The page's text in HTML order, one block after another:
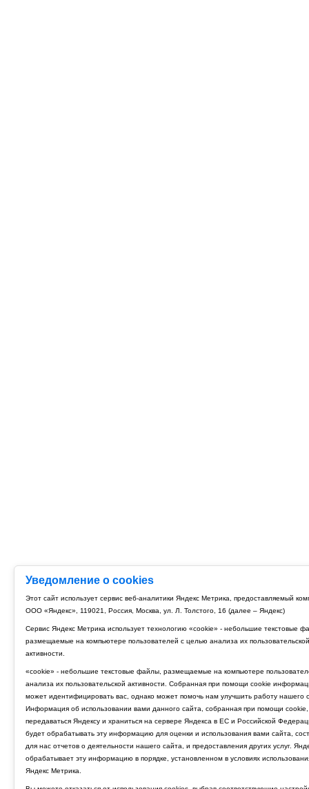
Уведомление о cookies
Этот сайт использует сервис веб-аналитики Яндекс Метрика, предоставляемый
ООО «Яндекс», 119021, Россия, Москва, ул. Л. Толстого, 16 (далее – Яндекс)
Сервис Яндекс Метрика использует технологию «cookie» - небольшие текстовые
размещаемые на компьютере пользователей с целью анализа их пользовательской
активности.
«cookie» - небольшие текстовые файлы, размещаемые на компьютере
анализа их пользовательской активности. Собранная при помощи cookie
может идентифицировать вас, однако может помочь нам улучшить работу нашего
Информация об использовании вами данного сайта, собранная при помощи cookie,
передаваться Яндексу и храниться на сервере Яндекса в ЕС и Российской
будет обрабатывать эту информацию для оценки и использования вами сайта,
для нас отчетов о деятельности нашего сайта, и предоставления других услуг.
обрабатывает эту информацию в порядке, установленном в условиях
Яндекс Метрика.